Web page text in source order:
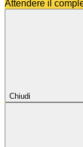
Attendere il
Chiudi